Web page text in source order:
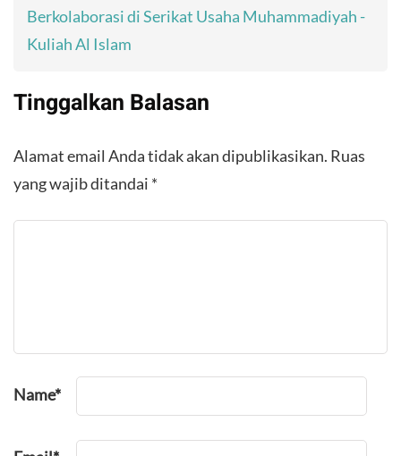
Berkolaborasi di Serikat Usaha Muhammadiyah -
Kuliah Al Islam
Tinggalkan Balasan
Alamat email Anda tidak akan dipublikasikan. Ruas
yang wajib ditandai *
Name*